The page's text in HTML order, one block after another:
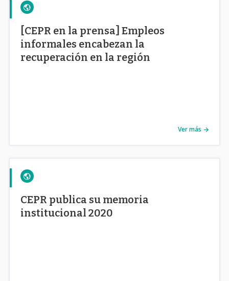
[CEPR en la prensa] Empleos
informales encabezan la
recuperación en la región
Ver más
CEPR publica su memoria
institucional 2020